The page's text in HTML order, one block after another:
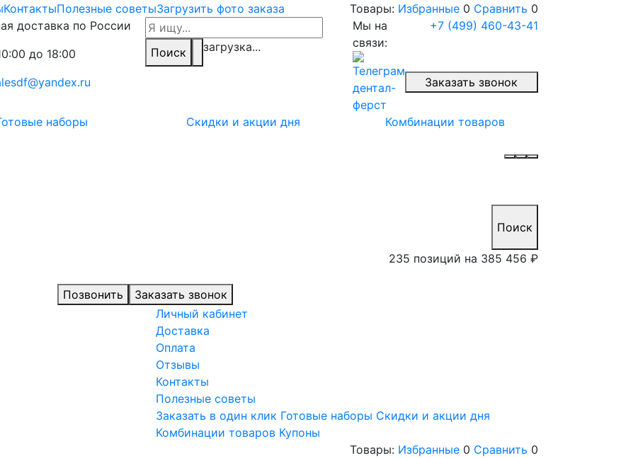
КонтактыПолезные советыЗагрузить фото заказа Товары: Избранные 0 Сравнить 0
доставка по России
до 18:00
Поиск загрузка...
Мы на
связи:
+7 (499) 460-43-41
Заказать звонок
наборы Скидки и акции дня
Комбинации товаров
Поиск
235 позиций на 385 456 ₽
Позвонить
Заказать звонок
Личный кабинет
Доставка
Оплата
Отзывы
Контакты
Полезные советы
Заказать в один клик Готовые наборы Скидки и акции дня
Комбинации товаров Купоны
Товары: Избранные 0 Сравнить 0